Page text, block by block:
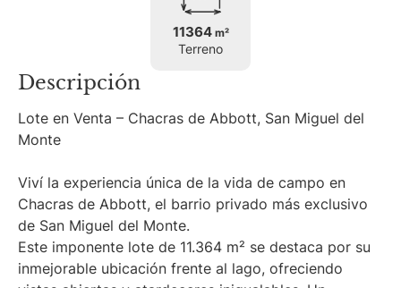
11364 m²
Terreno
Descripción
Lote en Venta – Chacras de Abbott, San Miguel del
Monte
Viví la experiencia única de la vida de campo en
Chacras de Abbott, el barrio privado más exclusivo
de San Miguel del Monte.
Este imponente lote de 11.364 m² se destaca por su
inmejorable ubicación frente al lago, ofreciendo